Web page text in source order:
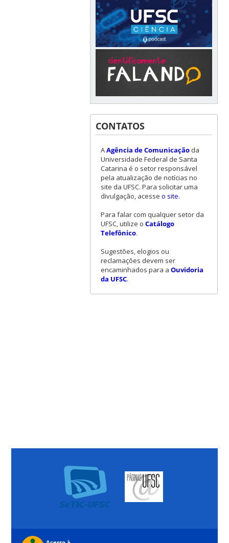
CONTATOS
AAgência de Comunicaçãoda
Universidade Federal de Santa
Catarina é o setor responsável
pela atualização de notícias no
site da UFSC. Para solicitar uma
divulgação, acesse o site.
Para falar com qualquer setor da
UFSC, utilize o Catálogo
Telefônico.
Sugestões, elogios ou
reclamações devem ser
encaminhados para a Ouvidoria
da UFSC.